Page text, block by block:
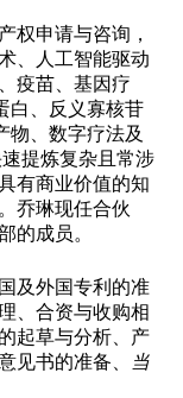
权申请与咨询，
、人工智能驱动
疫苗、基因疗
白、反义寡核苷
物、数字疗法及
提炼复杂且常涉
有商业价值的知
乔琳现任合伙
的成员。
及外国专利的准
、合资与收购相
起草与分析、产
见书的准备、
当